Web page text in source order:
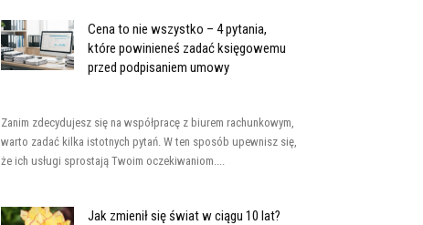
Cena to nie wszystko – 4 pytania,
które powinieneś zadać księgowemu
przed podpisaniem umowy
Zanim zdecydujesz się na współpracę z biurem rachunkowym,
warto zadać kilka istotnych pytań. W ten sposób upewnisz się,
że ich usługi sprostają Twoim oczekiwaniom....
Jak zmienił się świat w ciągu 10 lat?